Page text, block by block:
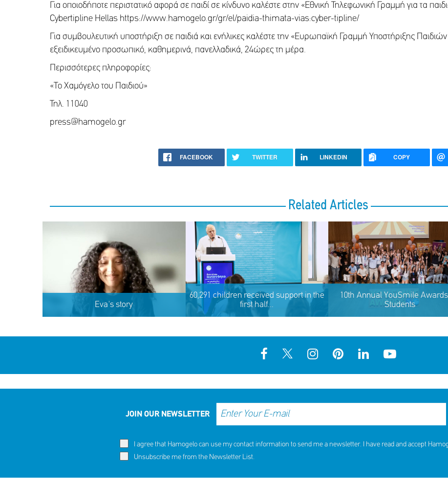
Για οποιοδήποτε περιστατικό αφορά σε παιδί σε κίνδυνο καλέστε στην «Εθνική Τηλεφωνική Γραμμή για τα
Cybertipline Hellas https://www.hamogelo.gr/gr/el/paidia-thimata-vias:cyber-tipline/
Για συμβουλευτική υποστήριξη σε παιδιά και ενήλικες καλέστε την «Ευρωπαϊκή Γραμμή Υποστήριξης
εξειδικευμένο προσωπικό, καθημερινά, πανελλαδικά, 24ώρες τη μέρα.
Περισσότερες πληροφορίες:
«Το Χαμόγελο του Παιδιού»
Τηλ. 11040
press@hamogelo.gr
FACEBOOK TWITTER LINKEDIN COPY
Related Articles
Eva's story
Eva's story
60,291 children received support in the
first half...
60,291 children received support in the
first half of 2026
10th Annual YouSmile
Students
10th Annual YouSmile
JOIN OUR NEWSLETTER
I agree that Hamogelo can use my contact information to send me a newsletter. I have read and accept
Unsubscribe me from the Newsletter List.